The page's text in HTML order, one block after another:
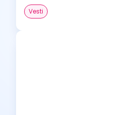
Vesti